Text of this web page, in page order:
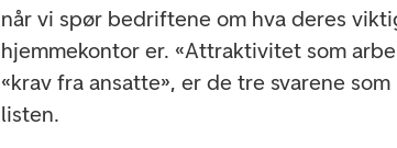
når vi spør bedriftene om hva deres
hjemmekontor er. «Attraktivitet som
«krav fra ansatte», er de tre svarene
listen.